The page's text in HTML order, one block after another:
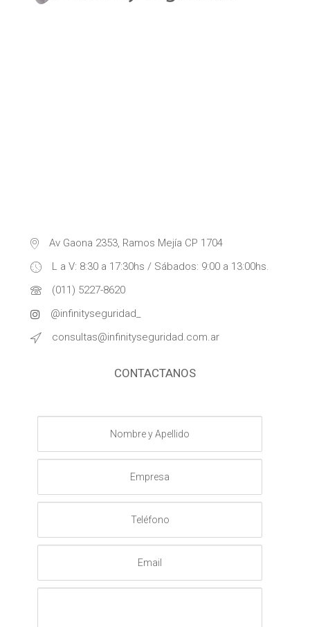
CONTACTANOS
Apellido
Av Gaona 2353, Ramos Mejía CP 1704
L a V: 8:30 a 17:30hs / Sábados: 9:00 a 13:00hs.
(011) 5227-8620
@infinityseguridad_
consultas@infinityseguridad.com.ar